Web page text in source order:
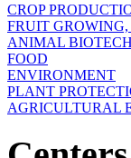
CROP
FRUIT
ANIMAL
FOOD
ENVIRONMENT
PLANT
AGRICULTURAL